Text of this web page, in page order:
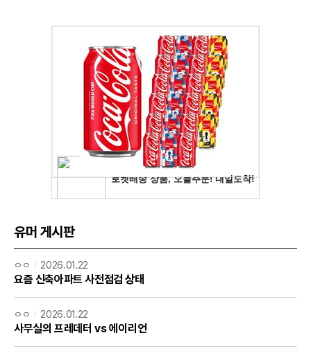
유머 게시판
ㅇㅇ 2026.01.22
요즘 신축아파트 사전점검 상태
ㅇㅇ 2026.01.22
사무실의 프레데터 vs 에이리언